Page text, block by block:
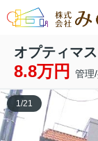
オプティマス
8.8万円 管理
1/21